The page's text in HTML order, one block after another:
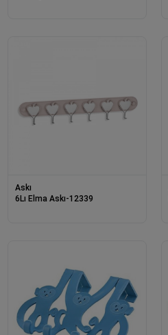
Askı
6Lı Elma Askı-12339